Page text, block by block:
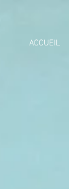
ACCUEIL